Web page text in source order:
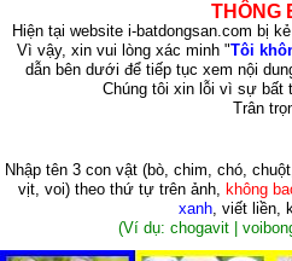
THÔNG
Hiện tại website i-batdongsan.com bị
Vì vậy, xin vui lòng xác minh "Tôi
dẫn bên dưới để tiếp tục xem nội
Chúng tôi xin lỗi vì sự bất
Trân
Nhập tên 3 con vật (bò, chim, chó,
vịt, voi)theo thứ tự trên ảnh, không
xanh, viết liền,
(Ví dụ: chogavit |